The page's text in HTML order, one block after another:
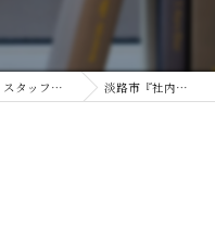
スタッフブログ 淡路市『社内検査』